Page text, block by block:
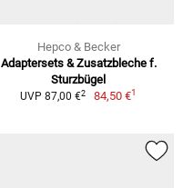
Hepco & Becker
Adaptersets & Zusatzbleche f.
Sturzbügel
UVP 87,00 €2 84,50 €1